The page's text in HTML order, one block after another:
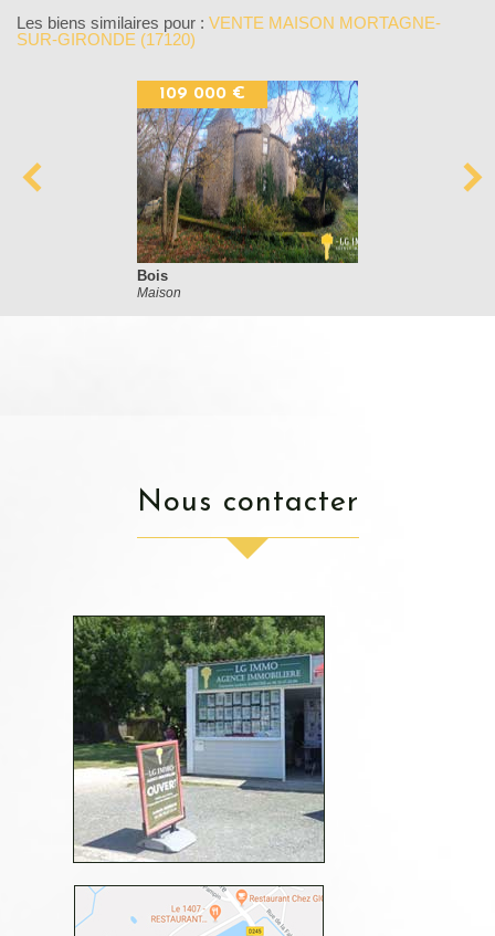
Les biens similaires pour : VENTE MAISON MORTAGNE-
SUR-GIRONDE (17120)
109 000 €
Bois
Maison
nous contacter